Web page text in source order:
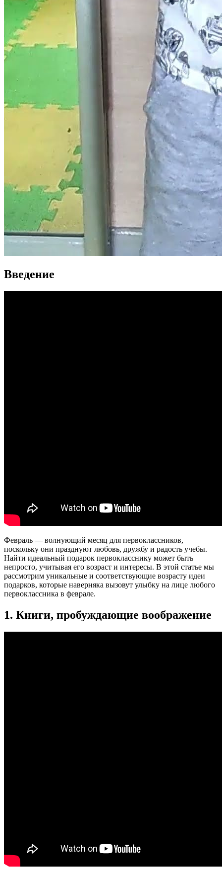
Введение
Февраль — волнующий месяц для первоклассников,
поскольку они празднуют любовь, дружбу и радость учебы.
Найти идеальный подарок первокласснику может быть
непросто, учитывая его возраст и интересы. В этой статье мы
рассмотрим уникальные и соответствующие возрасту идеи
подарков, которые наверняка вызовут улыбку на лице любого
первоклассника в феврале.
1. Книги, пробуждающие воображение